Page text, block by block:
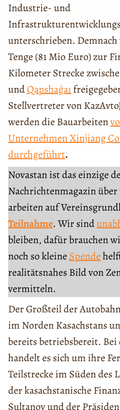
Industrie- und
unterschrieben.
Tenge (81 Mio Euro) zur
Kilometer Strecke
undQapshaǵaı
Stellvertreter von
werden die Bauarbeiten
Unternehmen Xinjiang
durchgeführt.
Novastan ist das einzige
Nachrichtenmagazin
arbeiten auf
Teilnahme. Wir sind
bleiben, dafür brauchen
noch so kleine Spende
realitätsnahes Bild von
vermitteln.
Der Großteil der
im Norden Kasachstans
bereits betriebsbereit.
handelt es sich um ihre
Teilstrecke im Süden des
der kasachstanische
Sultanov und der